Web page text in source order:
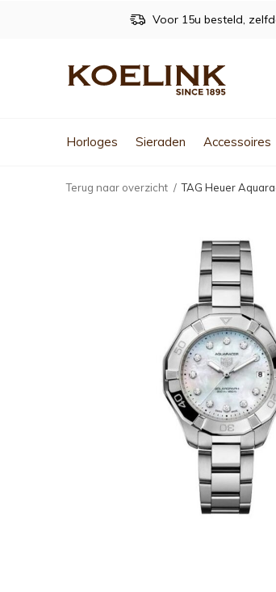
Horloges Sieraden Accessoires
Voor 15u besteld,
Terug naar overzicht TAG Heuer